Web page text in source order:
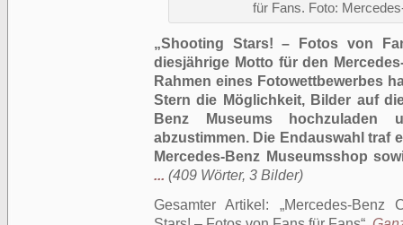
für Fans. Foto:
„Shooting Stars! – Fotos von
diesjährige Motto für den
Rahmen eines Fotowettbewerbes
Stern die Möglichkeit, Bilder auf
Benz Museums hochzuladen
abzustimmen. Die Endauswahl traf
Mercedes-Benz Museumsshop
... (409 Wörter, 3 Bilder)
Gesamter Artikel:
Mercedes-Benz